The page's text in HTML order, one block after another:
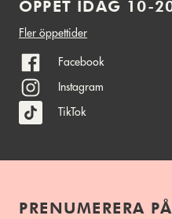
ÖPPET IDAG 10-
Fler öppettider
Facebook
Instagram
TikTok
PRENUMERERA